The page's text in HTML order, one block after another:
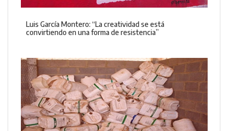
Luis García Montero: “La creatividad se está
convirtiendo en una forma de resistencia”